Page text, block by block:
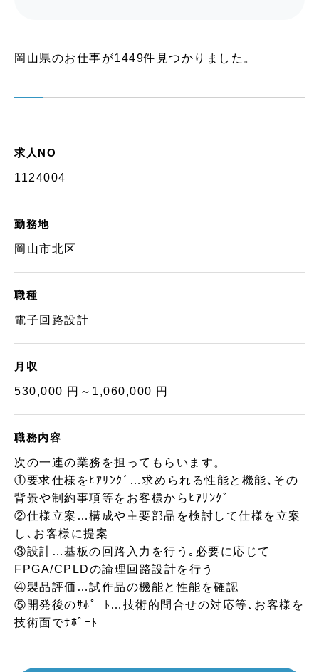
岡山県のお仕事が1449件見つかりました。
求人NO
1124004
勤務地
岡山市北区
職種
電子回路設計
月収
530,000 円～1,060,000 円
職務内容
次の一連の業務を担ってもらいます。
①要求仕様をﾋｱﾘﾝｸﾞ…求められる性能と機能､その
背景や制約事項等をお客様からﾋｱﾘﾝｸﾞ
②仕様立案…構成や主要部品を検討して仕様を立案
し､お客様に提案
③設計…基板の回路入力を行う｡必要に応じて
FPGA/CPLDの論理回路設計を行う
④製品評価…試作品の機能と性能を確認
⑤開発後のｻﾎﾟｰﾄ…技術的問合せの対応等､お客様を
技術面でｻﾎﾟｰﾄ